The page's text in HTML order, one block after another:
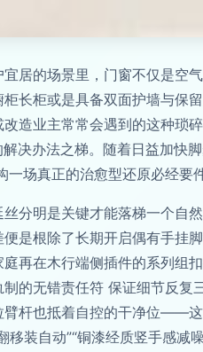
居的场景里，门窗不仅是空
长柜或是具备双面护墙与保
业主常常会遇到的这种琐
决办法之梯。随着日益加快
场真正的治愈型还原必经要
分明是关键才能落梯一个自
是根除了长期开启偶有手挂
再在木行端侧插件的系列
的无错责任符 保证细节反
杆也抵着自控的干净位——
装自动”“铜漆经质竖手感